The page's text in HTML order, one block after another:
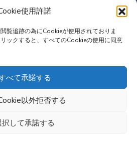
使用許諾
覧追跡の為にCookieが使用されておりま
ックすると、すべてのCookieの使用に同意
べて承諾する
以外拒否する
択して承諾する
marketing cookies and
this content